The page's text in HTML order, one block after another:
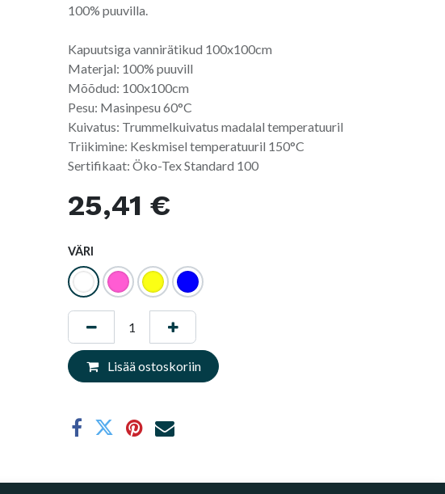
100% puuvilla.
Kapuutsiga vannirätikud 100x100cm
Materjal: 100% puuvill
Mõõdud: 100x100cm
Pesu: Masinpesu 60°C
Kuivatus: Trummelkuivatus madalal temperatuuril
Triikimine: Keskmisel temperatuuril 150°C
Sertifikaat: Öko-Tex Standard 100
25,41 €
VÄRI
Lisää ostoskoriin